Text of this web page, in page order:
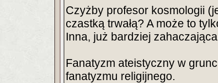
Czyżby profesor kosmologii
czastką trwałą? A może to
Inna, już bardziej
Fanatyzm ateistyczny w
fanatyzmu religijnego.